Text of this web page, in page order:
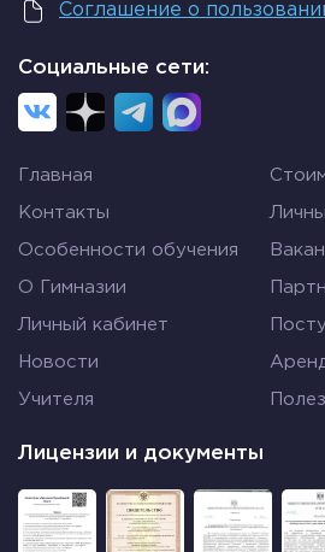
Соглашение о
Социальные сети:
Главная
Контакты
Особенности обучения
О Гимназии
Личный кабинет
Новости
Учителя
Лицензии и документы